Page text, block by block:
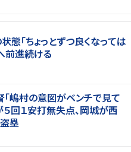
「ちょっとずつ良くなっては
前進続ける
「嶋村の意図がベンチで見て
５回１安打無失点、岡城が西
塁